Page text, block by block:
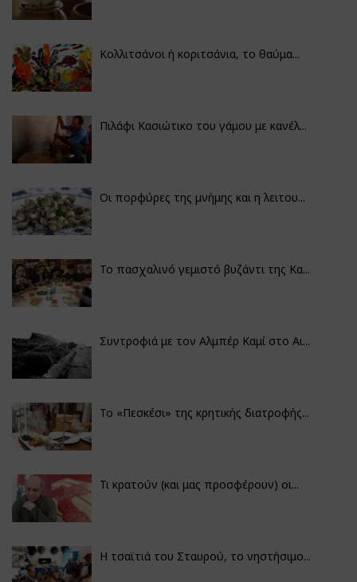
Κολλιτσάνοι ή κοριτσάνια, το θαύμα...
Πιλάφι Κασιώτικο του γάμου με κανέλ...
Οι πορφύρες της μνήμης και η λειτου...
Το πασχαλινό γεμιστό βυζάντι της Κα...
Συντροφιά με τον Αλμπέρ Καμί στο Αι...
Το «Πεσκέσι» της κρητικής διατροφής...
Τι κρατούν (και μας προσφέρουν) οι...
Η τσαϊτιά του Σταυρού, το νηστήσιμο...